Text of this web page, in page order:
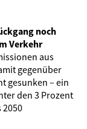
noch
Verkehr
aus
gegenüber
gesunken – ein
den 3 Prozent
2050